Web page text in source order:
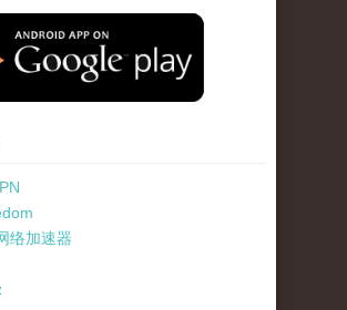
icon-googleplay-app-store.png
络加速器